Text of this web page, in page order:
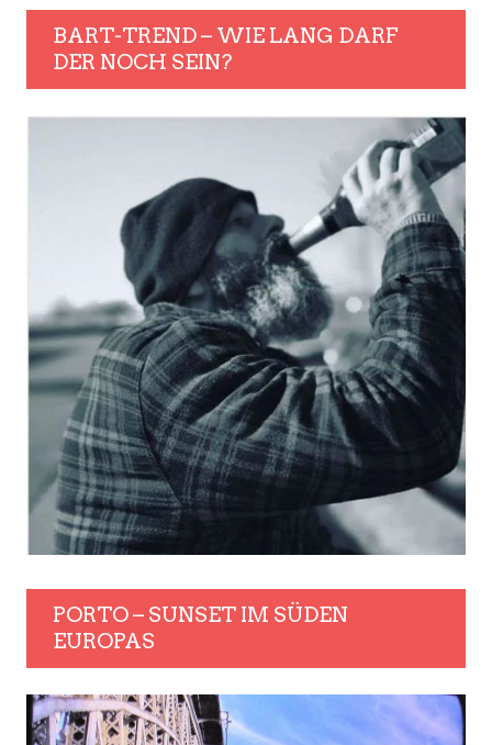
BART-TREND – WIE LANG DARF
DER NOCH SEIN?
PORTO – SUNSET IM SÜDEN
EUROPAS